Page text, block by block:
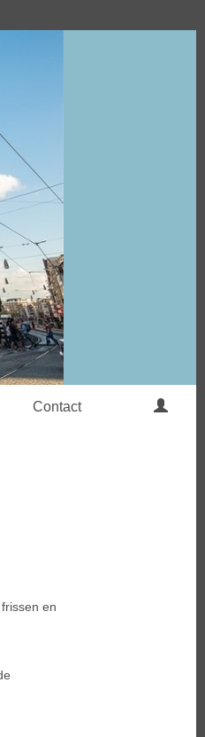
Contact
en